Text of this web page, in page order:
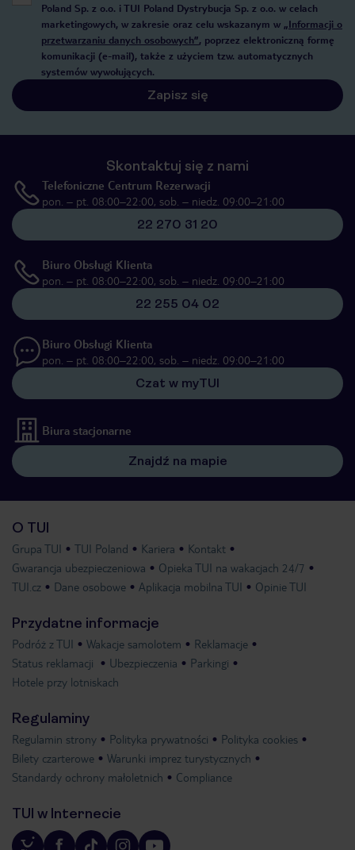
Poland Sp. z o.o. i TUI Poland Dystrybucja Sp. z o.o. w celach
marketingowych, w zakresie oraz celu wskazanym w „Informacji o
przetwarzaniu danych osobowych”, poprzez elektroniczną formę
komunikacji (e-mail), także z użyciem tzw. automatycznych
systemów wywołujących.
Zapisz się
Skontaktuj się z nami
Telefoniczne Centrum Rezerwacji
pon. – pt. 08:00–22:00, sob. – niedz. 09:00–21:00
22 270 31 20
Biuro Obsługi Klienta
pon. – pt. 08:00–22:00, sob. – niedz. 09:00–21:00
22 255 04 02
Biuro Obsługi Klienta
pon. – pt. 08:00–22:00, sob. – niedz. 09:00–21:00
Czat w myTUI
Biura stacjonarne
Znajdź na mapie
O TUI
Grupa TUI TUI Poland Kariera
Kontakt
Gwarancja ubezpieczeniowa
Opieka TUI na wakacjach 24/7
TUI.cz
Dane osobowe Aplikacja mobilna TUI Opinie TUI
Przydatne informacje
Podróż z TUI Wakacje samolotem
Reklamacje
Status reklamacji
Ubezpieczenia
Parkingi
Hotele przy lotniskach
Regulaminy
Regulamin strony Polityka prywatności
Polityka cookies
Bilety czarterowe
Warunki imprez turystycznych
Standardy ochrony małoletnich
Compliance
TUI w Internecie